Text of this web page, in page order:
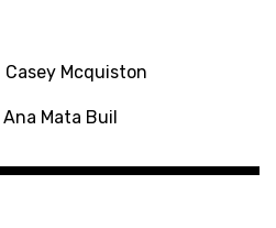
Casey Mcquiston
Ana Mata Buil